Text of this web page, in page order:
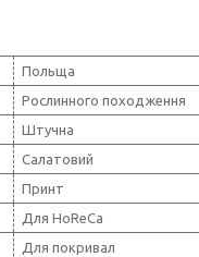
Польща
Рослинного походження
Штучна
Салатовий
Принт
Для HoReCa
Для покривал